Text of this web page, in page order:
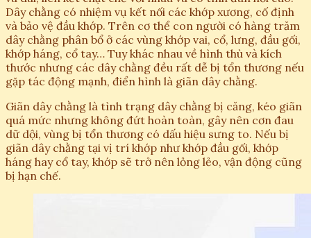
Dây chằng có nhiệm vụ kết nối các khớp xương, cố định
và bảo vệ đầu khớp. Trên cơ thể con người có hàng trăm
dây chằng phân bổ ở các vùng khớp vai, cổ, lưng, đầu gối,
khớp háng, cổ tay… Tuy khác nhau về hình thù và kích
thước nhưng các dây chằng đều rất dễ bị tổn thương nếu
gặp tác động mạnh, điển hình là giãn dây chằng.
Giãn dây chằng là tình trạng dây chằng bị căng, kéo giãn
quá mức nhưng không đứt hoàn toàn, gây nên cơn đau
dữ dội, vùng bị tổn thương có dấu hiệu sưng to. Nếu bị
giãn dây chằng tại vị trí khớp như khớp đầu gối, khớp
háng hay cổ tay, khớp sẽ trở nên lỏng lẻo, vận động cũng
bị hạn chế.